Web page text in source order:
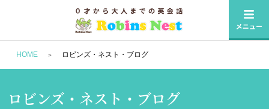
HOME ロビンズ・ネスト・ブログ
ロビンズ・ネスト・ブログ